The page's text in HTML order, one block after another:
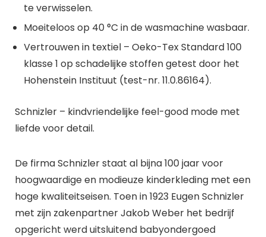
te verwisselen.
Moeiteloos op 40 °C in de wasmachine wasbaar.
Vertrouwen in textiel – Oeko-Tex Standard 100
klasse 1 op schadelijke stoffen getest door het
Hohenstein Instituut (test-nr. 11.0.86164).
Schnizler – kindvriendelijke feel-good mode met
liefde voor detail.
De firma Schnizler staat al bijna 100 jaar voor
hoogwaardige en modieuze kinderkleding met een
hoge kwaliteitseisen. Toen in 1923 Eugen Schnizler
met zijn zakenpartner Jakob Weber het bedrijf
opgericht werd uitsluitend babyondergoed